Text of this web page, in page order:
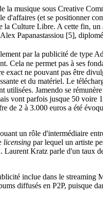
la musique sous Creative
d'affaires (et se positionner
la Culture Libre. A cette fin, un
Papanastassiou [5],
par la publicité de type
Cela ne permet pas à ses
exact ne pouvant pas être
et du matériel. Le
Jamendo se
vont parfois jusque 50 voire
de 2 à 3.000 euros a été
un rôle d'intermédiaire
licensing par lequel un artiste
Kratz parle d'un taux
inclue dans le streaming
diffusés en P2P, puisque